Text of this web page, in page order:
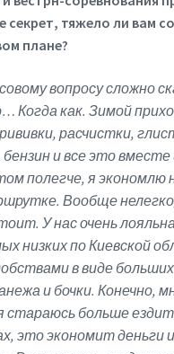
секрет, тяжело ли вам
плане?
вопросу сложно
Когда как. Зимой
расчистки,
и все это
полегче, я экономлю
Вообще
У нас очень
низких по Киевской
в виде
и бочки. Конечно,
стараюсь больше
это экономит деньги